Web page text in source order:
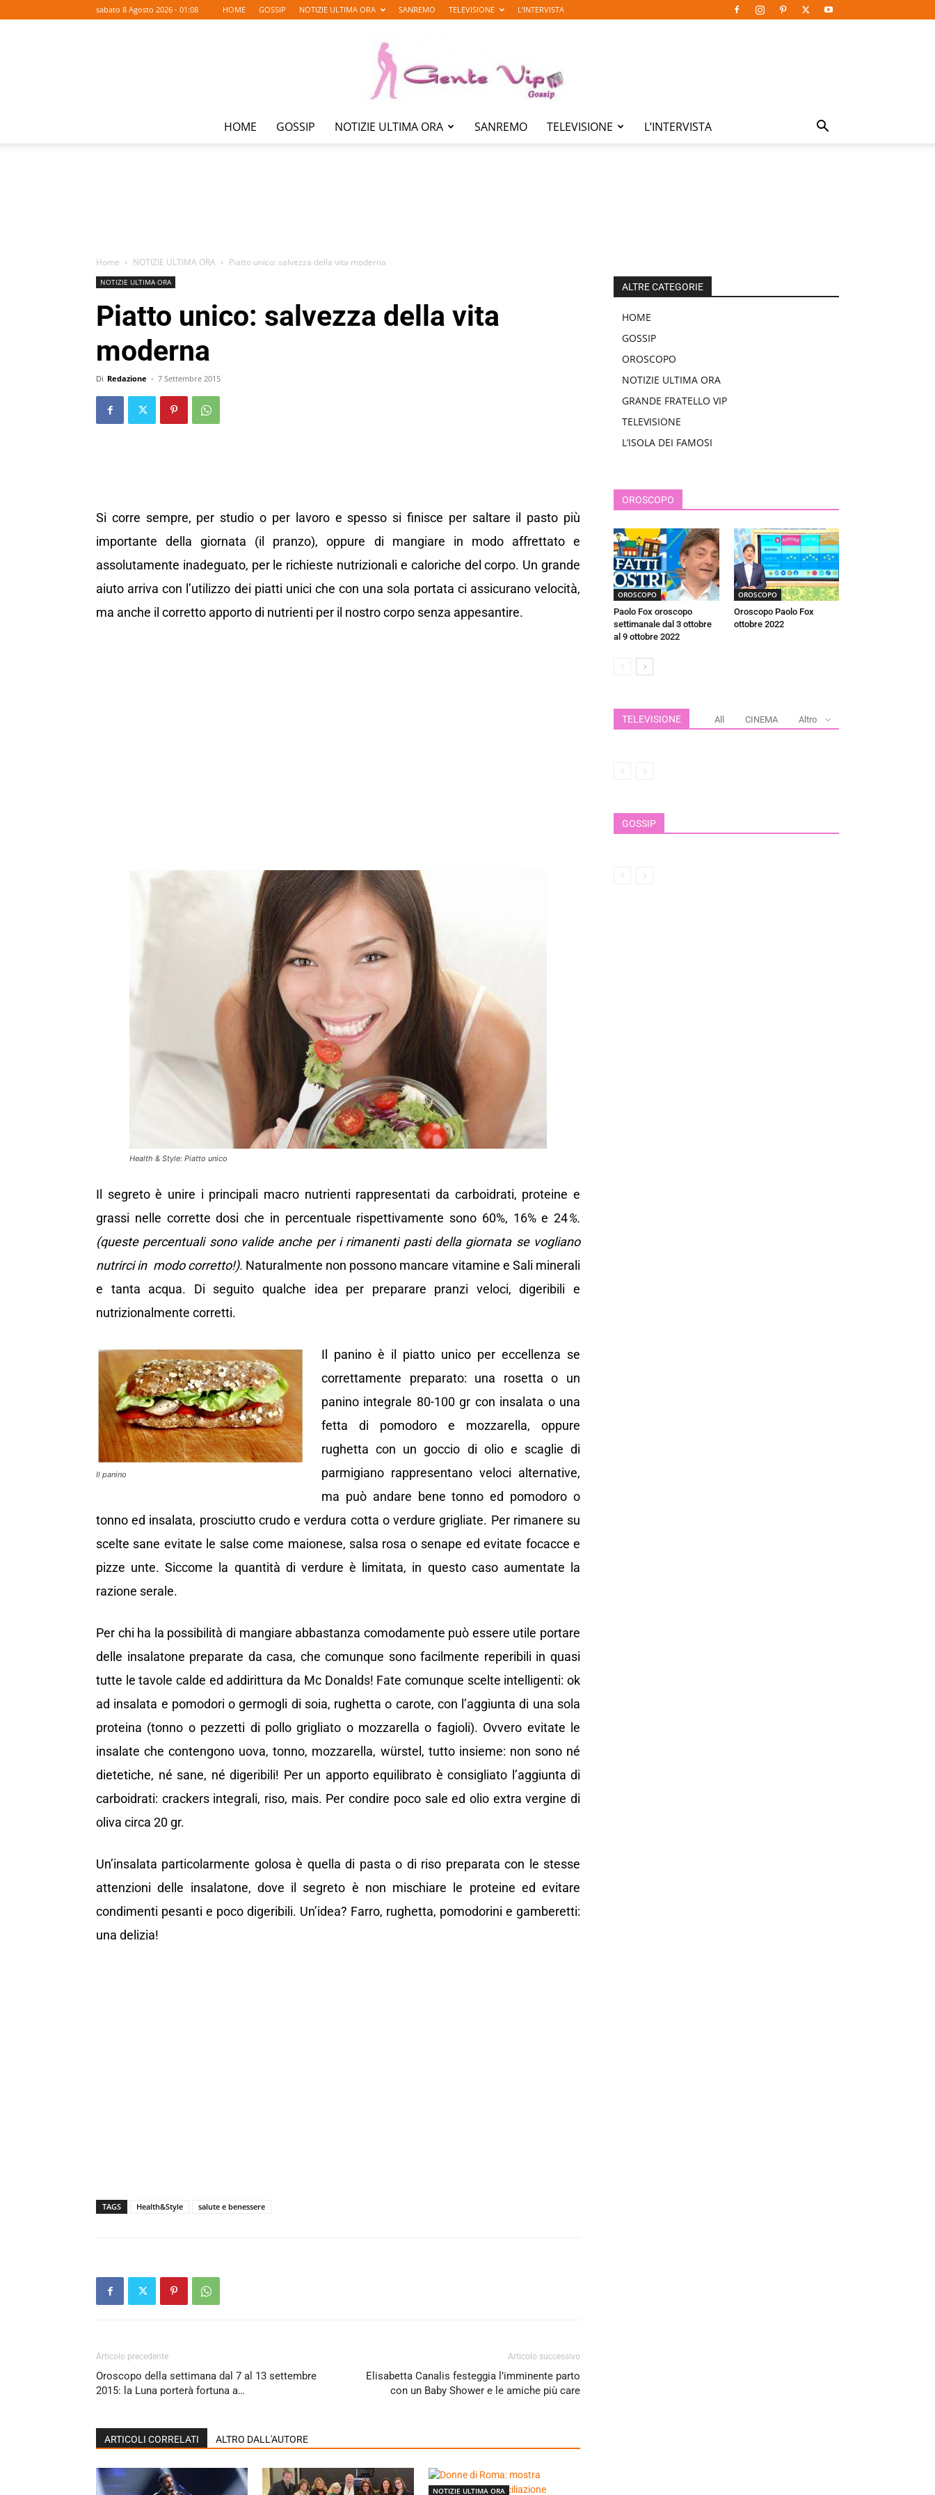
sabato 8 Agosto 2026 - 01:08 HOME GOSSIP NOTIZIE ULTIMA ORA SANREMO TELEVISIONE L’INTERVISTA
HOME GOSSIP NOTIZIE ULTIMA ORA SANREMO TELEVISIONE L’INTERVISTA
Home NOTIZIE ULTIMA ORA Piatto unico: salvezza della vita moderna
NOTIZIE ULTIMA ORA
Piatto unico: salvezza della vita
moderna
Di Redazione - 7 Settembre 2015
Si corre sempre, per studio o per lavoro e spesso si finisce per saltare il pasto più
importante della giornata (il pranzo), oppure di mangiare in modo affrettato e
assolutamente inadeguato, per le richieste nutrizionali e caloriche del corpo. Un grande
aiuto arriva con l’utilizzo dei piatti unici che con una sola portata ci assicurano velocità,
ma anche il corretto apporto di nutrienti per il nostro corpo senza appesantire.
Health & Style: Piatto unico
Il segreto è unire i principali macro nutrienti rappresentati da carboidrati, proteine e
grassi nelle corrette dosi che in percentuale rispettivamente sono 60%, 16% e 24%.
(queste percentuali sono valide anche per i rimanenti pasti della giornata se vogliano
nutrirci in modo corretto!). Naturalmente non possono mancare vitamine e Sali minerali
e tanta acqua. Di seguito qualche idea per preparare pranzi veloci, digeribili e
nutrizionalmente corretti.
Il panino
Il panino è il piatto unico per eccellenza se
correttamente preparato: una rosetta o un
panino integrale 80-100 gr con insalata o una
fetta di pomodoro e mozzarella, oppure
rughetta con un goccio di olio e scaglie di
parmigiano rappresentano veloci alternative,
ma può andare bene tonno ed pomodoro o
tonno ed insalata, prosciutto crudo e verdura cotta o verdure grigliate. Per rimanere su
scelte sane evitate le salse come maionese, salsa rosa o senape ed evitate focacce e
pizze unte. Siccome la quantità di verdure è limitata, in questo caso aumentate la
razione serale.
Per chi ha la possibilità di mangiare abbastanza comodamente può essere utile portare
delle insalatone preparate da casa, che comunque sono facilmente reperibili in quasi
tutte le tavole calde ed addirittura da Mc Donalds! Fate comunque scelte intelligenti: ok
ad insalata e pomodori o germogli di soia, rughetta o carote, con l’aggiunta di una sola
proteina (tonno o pezzetti di pollo grigliato o mozzarella o fagioli). Ovvero evitate le
insalate che contengono uova, tonno, mozzarella, würstel, tutto insieme: non sono né
dietetiche, né sane, né digeribili! Per un apporto equilibrato è consigliato l’aggiunta di
carboidrati: crackers integrali, riso, mais. Per condire poco sale ed olio extra vergine di
oliva circa 20 gr.
Un’insalata particolarmente golosa è quella di pasta o di riso preparata con le stesse
attenzioni delle insalatone, dove il segreto è non mischiare le proteine ed evitare
condimenti pesanti e poco digeribili. Un’idea? Farro, rughetta, pomodorini e gamberetti:
una delizia!
TAGS Health&Style salute e benessere
Articolo precedente
Oroscopo della settimana dal 7 al 13 settembre
2015: la Luna porterà fortuna a…
Articolo successivo
Elisabetta Canalis festeggia l’imminente parto
con un Baby Shower e le amiche più care
ARTICOLI CORRELATI ALTRO DALL'AUTORE
NOTIZIE ULTIMA ORA
ALTRE CATEGORIE
HOME
GOSSIP
OROSCOPO
NOTIZIE ULTIMA ORA
GRANDE FRATELLO VIP
TELEVISIONE
L’ISOLA DEI FAMOSI
OROSCOPO
OROSCOPO
Paolo Fox oroscopo
settimanale dal 3 ottobre
al 9 ottobre 2022
OROSCOPO
Oroscopo Paolo Fox
ottobre 2022
TELEVISIONE All CINEMA Altro
GOSSIP